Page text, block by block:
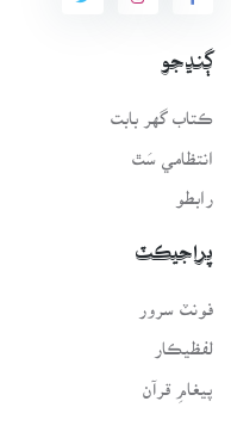
ڳنڍجو
ڪتاب گهر بابت
انتظامي سَٿ
رابطو
پراجيڪٽ
لفظيڪار
پيغامِ قرآن